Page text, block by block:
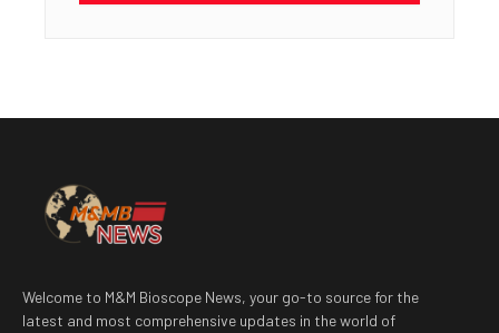
Welcome to M&M Bioscope News, your go-to source for the
latest and most comprehensive updates in the world of